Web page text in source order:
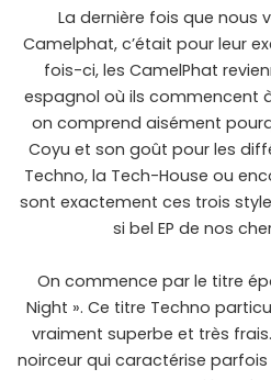
La dernière fois que nous
Camelphat, c’était pour leur
fois-ci, les CamelPhat
espagnol où ils commencent
on comprend aisément
Coyu et son goût pour les
Techno, la Tech-House ou
sont exactement ces trois
si bel EP de nos
On commence par le titre
Night ». Ce titre Techno
vraiment superbe et très
noirceur qui caractérise